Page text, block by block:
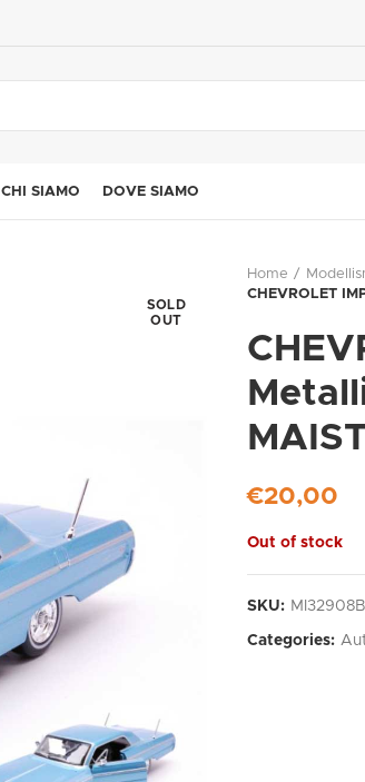
CHI SIAMO DOVE SIAMO
SOLD
OUT
Home
CHEVROLET
€20,00
Out of stock
SKU: MI32908B
Categories: